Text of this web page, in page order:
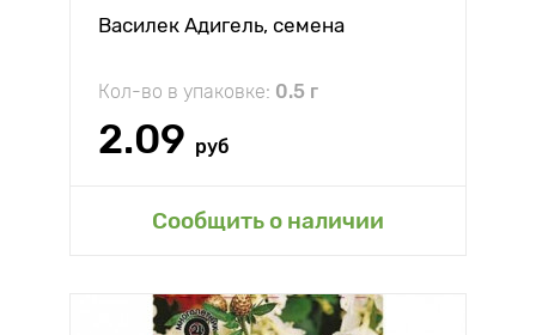
Василек Адигель, семена
Кол-во в упаковке: 0.5 г
2.09 руб
Сообщить о наличии